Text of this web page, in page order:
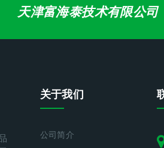
天津富海泰技术有限公司
关于我们
公司简介